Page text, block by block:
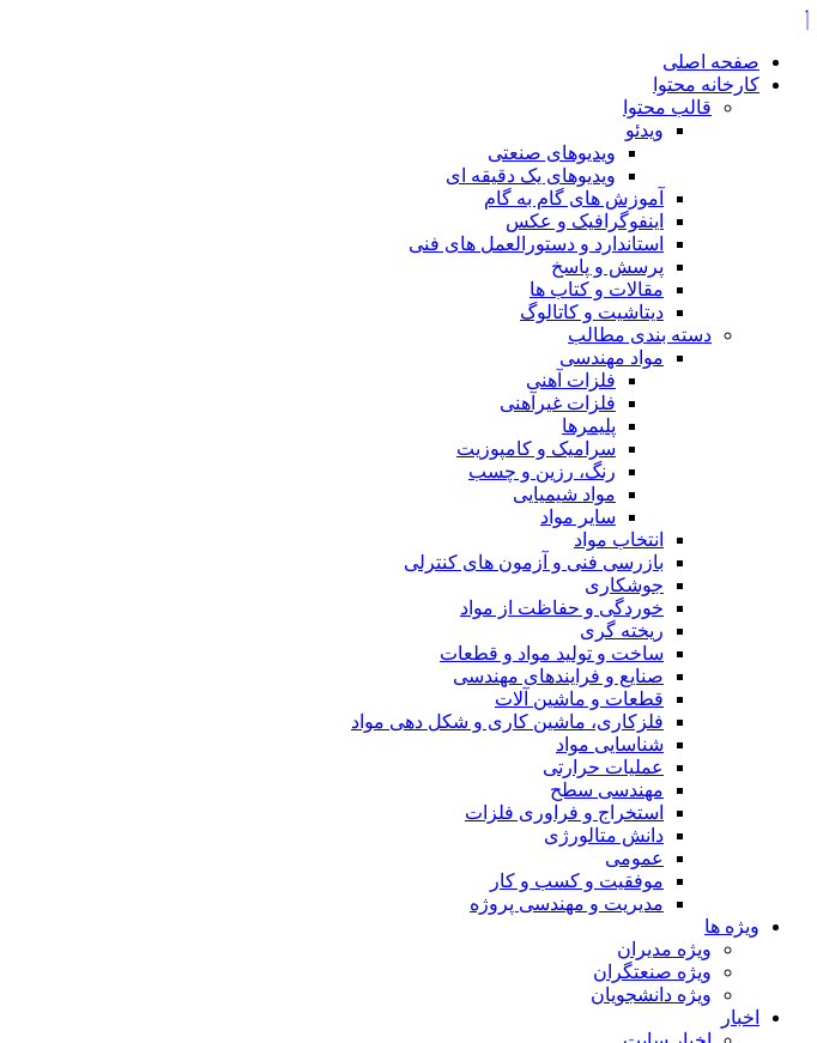
صفحه اصلی
کارخانه محتوا
قالب محتوا
ویدئو
ویدیوهای صنعتی
ویدیوهای یک دقیقه ای
آموزش های گام به گام
اینفوگرافیک و عکس
استاندارد و دستورالعمل های فنی
پرسش و پاسخ
مقالات و کتاب ها
دیتاشیت و کاتالوگ
دسته بندی مطالب
مواد مهندسی
فلزات آهنی
فلزات غیرآهنی
پلیمرها
سرامیک و کامپوزیت
رنگ، رزین و چسب
مواد شیمیایی
سایر مواد
انتخاب مواد
بازرسی فنی و آزمون های کنترلی
جوشکاری
خوردگی و حفاظت از مواد
ریخته گری
ساخت و تولید مواد و قطعات
صنایع و فرایندهای مهندسی
قطعات و ماشین آلات
فلزکاری، ماشین کاری و شکل دهی مواد
شناسایی مواد
عملیات حرارتی
مهندسی سطح
استخراج و فراوری فلزات
دانش متالورژی
عمومی
موفقیت و کسب و کار
مدیریت و مهندسی پروژه
ویژه ها
ویژه مدیران
ویژه صنعتگران
ویژه دانشجویان
اخبار